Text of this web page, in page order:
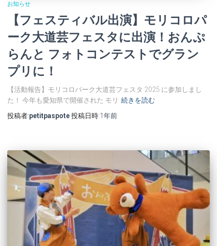
お知らせ
【フェスティバル出演】モリコロパ
ーク大道芸フェスタに出演！おんぷ
らんと フォトコンテストでグラン
プリに！
【活動報告】モリコロパーク大道芸フェスタ 2025 に参加しまし
た！ 今年も愛知県で開催された モリ 続きを読む
投稿者:petitpaspote投稿日時:1年前